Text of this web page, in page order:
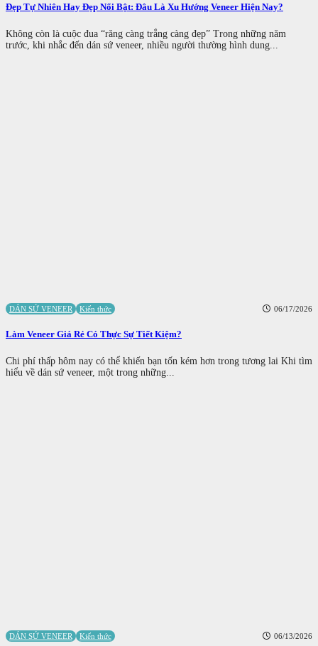
Đẹp Tự Nhiên Hay Đẹp Nổi Bật: Đâu Là Xu Hướng Veneer Hiện Nay?
Không còn là cuộc đua “răng càng trắng càng đẹp” Trong những năm
trước, khi nhắc đến dán sứ veneer, nhiều người thường hình dung...
DÁN SỨ VENEER Kiến thức 06/17/2026
Làm Veneer Giá Rẻ Có Thực Sự Tiết Kiệm?
Chi phí thấp hôm nay có thể khiến bạn tốn kém hơn trong tương lai Khi tìm
hiểu về dán sứ veneer, một trong những...
DÁN SỨ VENEER Kiến thức 06/13/2026